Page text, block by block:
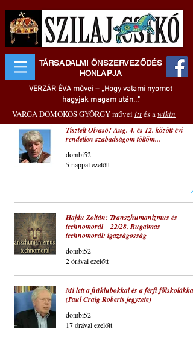
TÁRSADALMI ÖNSZERVEZŐDÉS
HONLAPJA
VERZÁR ÉVA művei – „Hogy valami nyomot
hagyjak magam után..."
VARGA DOMOKOS GYÖRGY művei ittés awikin
Tisztelt Olvasó! Aug. 4. és 12. között évi
rendetlen szabadságom töltöm...
dombi52
5 nappal ezelőtt
Hajdu Zoltán: Transzhumanizmus és
technomorál ‒ 22/28. Rugalmas
technomorál: igazságosság
dombi52
2 órával ezelőtt
Mi lett a fiúklubokkal és a férfi
(Paul Craig Roberts jegyzete)
dombi52
17 órával ezelőtt